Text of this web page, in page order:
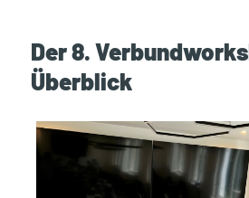
Der 8.
Überblick